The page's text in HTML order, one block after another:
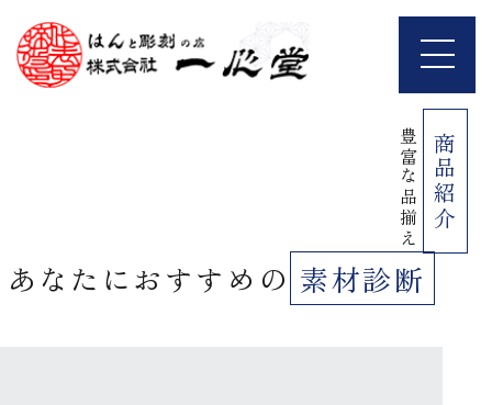
商品紹介
豊富な品揃え
あなたにおすすめの 素材診断